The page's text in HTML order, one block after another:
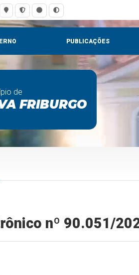
PUBLICAÇÕES
de
FRIBURGO
nº 90.051/